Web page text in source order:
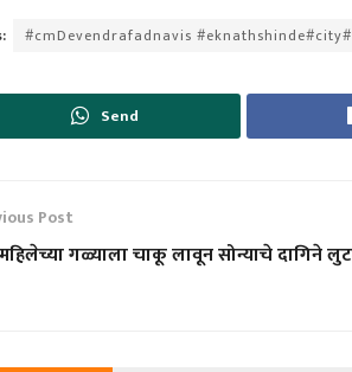
#cmDevendrafadnavis
Send
Post
महिलेच्या गळ्याला चाकू लावून सोन्याचे दागिने